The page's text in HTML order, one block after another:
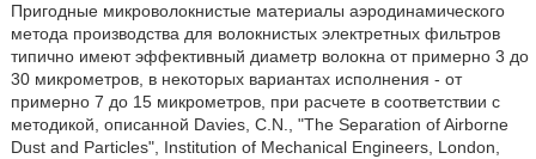
Пригодные микроволокнистые материалы аэродинамического
метода производства для волокнистых электретных фильтров
типично имеют эффективный диаметр волокна от примерно 3 до
30 микрометров, в некоторых вариантах исполнения - от
примерно 7 до 15 микрометров, при расчете в соответствии с
методикой, описанной Davies, C.N., "The Separation of Airborne
Dust and Particles", Institution of Mechanical Engineers, London,